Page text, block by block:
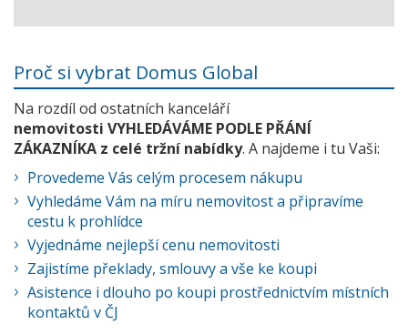
Proč si vybrat Domus Global
Na rozdíl od ostatních kanceláří
nemovitosti VYHLEDÁVÁME PODLE PŘÁNÍ
ZÁKAZNÍKA z celé tržní nabídky. A najdeme i tu Vaši:
Provedeme Vás celým procesem nákupu
Vyhledáme Vám na míru nemovitost a připravíme
cestu k prohlídce
Vyjednáme nejlepší cenu nemovitosti
Zajistíme překlady, smlouvy a vše ke koupi
Asistence i dlouho po koupi prostřednictvím místních
kontaktů v ČJ